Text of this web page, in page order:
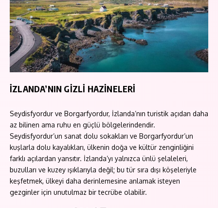
İZLANDA’NIN GİZLİ HAZİNELERİ
Seydisfyordur ve Borgarfyordur, İzlanda’nın turistik açıdan daha
az bilinen ama ruhu en güçlü bölgelerindendir.
Seydisfyordur’un sanat dolu sokakları ve Borgarfyordur’un
kuşlarla dolu kayalıkları, ülkenin doğa ve kültür zenginliğini
farklı açılardan yansıtır. İzlanda’yı yalnızca ünlü şelaleleri,
buzulları ve kuzey ışıklarıyla değil; bu tür sıra dışı köşeleriyle
keşfetmek, ülkeyi daha derinlemesine anlamak isteyen
gezginler için unutulmaz bir tecrübe olabilir.